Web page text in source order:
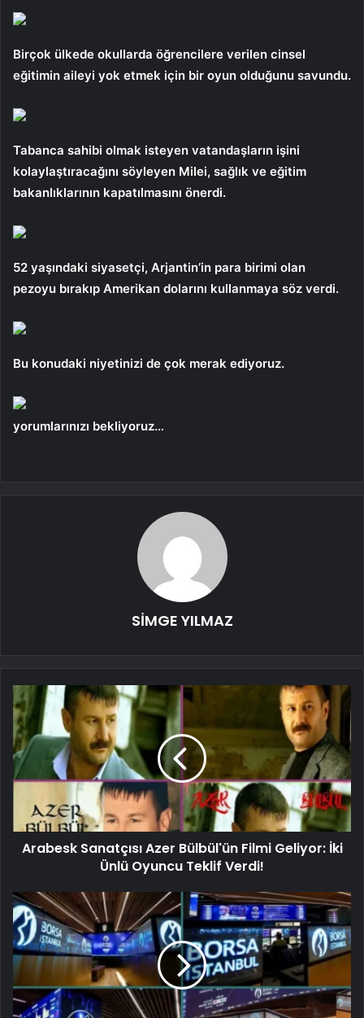
Birçok ülkede okullarda öğrencilere verilen cinsel
eğitimin aileyi yok etmek için bir oyun olduğunu savundu.
Tabanca sahibi olmak isteyen vatandaşların işini
kolaylaştıracağını söyleyen Milei, sağlık ve eğitim
bakanlıklarının kapatılmasını önerdi.
52 yaşındaki siyasetçi, Arjantin’in para birimi olan
pezoyu bırakıp Amerikan dolarını kullanmaya söz verdi.
Bu konudaki niyetinizi de çok merak ediyoruz.
yorumlarınızı bekliyoruz…
SİMGE YILMAZ
Arabesk Sanatçısı Azer Bülbül'ün Filmi Geliyor: İki
Ünlü Oyuncu Teklif Verdi!